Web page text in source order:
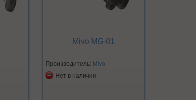
Mivo MG-01
Производитель: Mivo
Нет в наличии